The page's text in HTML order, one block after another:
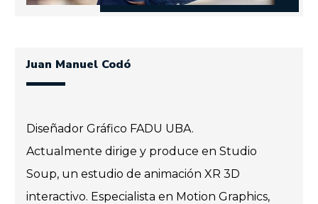
Juan Manuel Codó
Diseñador Gráfico FADU UBA.
Actualmente dirige y produce en Studio
Soup, un estudio de animación XR 3D
interactivo. Especialista en Motion Graphics,